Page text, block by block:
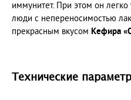
иммунитет. При этом он
люди с непереносимостью
прекрасным вкусом Кефира
Технические